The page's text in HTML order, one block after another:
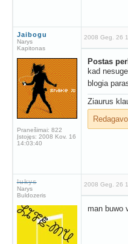
Jaibogu
Narys
Kapitonas
Pranešimai: 822
Įstojęs: 2008 Kov. 16
14:03:40
2008 Geg. 26
Postas
kad
blogia
Ziaurus
Redagavo
lukys
Narys
Buldozeris
2008 Geg. 26
man buwo